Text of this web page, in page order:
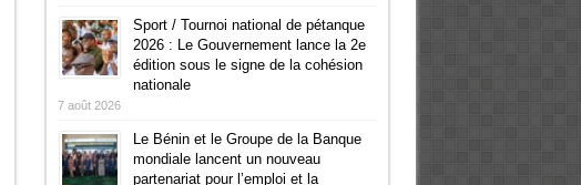
Sport / Tournoi national de pétanque
2026 : Le Gouvernement lance la 2e
édition sous le signe de la cohésion
nationale
7 août 2026
Le Bénin et le Groupe de la Banque
mondiale lancent un nouveau
partenariat pour l’emploi et la